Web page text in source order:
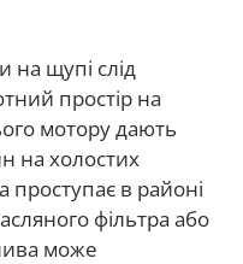
на щупі слід
простір на
мотору дають
на холостих
проступає в районі
фільтра або
може